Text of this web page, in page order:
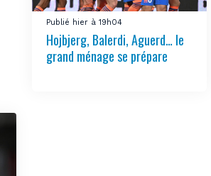
Publié hier à 19h04
Hojbjerg, Balerdi, Aguerd… le
grand ménage se prépare